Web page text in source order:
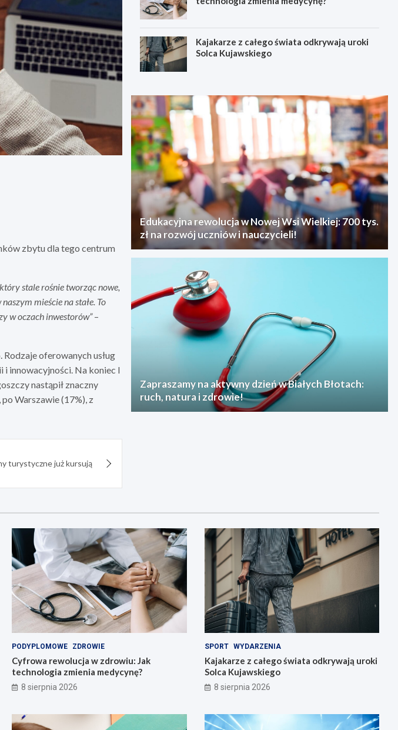
zbytu dla tego centrum
stale rośnie tworząc nowe,
mieście na stałe. To
w oczach inwestorów”–
oferowanych usług
i innowacyjności. Na koniec I
nastąpił znaczny
Warszawie (17%), z
turystyczne już kursują
Kajakarze z całego świata odkrywają uroki
Solca Kujawskiego
Edukacyjna rewolucja w Nowej Wsi Wielkiej: 700 tys.
zł na rozwój uczniów i nauczycieli!
Zapraszamy na aktywny dzień w Białych Błotach:
ruch, natura i zdrowie!
PODYPLOMOWE ZDROWIE
Cyfrowa rewolucja w zdrowiu: Jak
technologia zmienia medycynę?
8 sierpnia 2026
SPORT WYDARZENIA
Kajakarze z całego świata odkrywają uroki
Solca Kujawskiego
8 sierpnia 2026